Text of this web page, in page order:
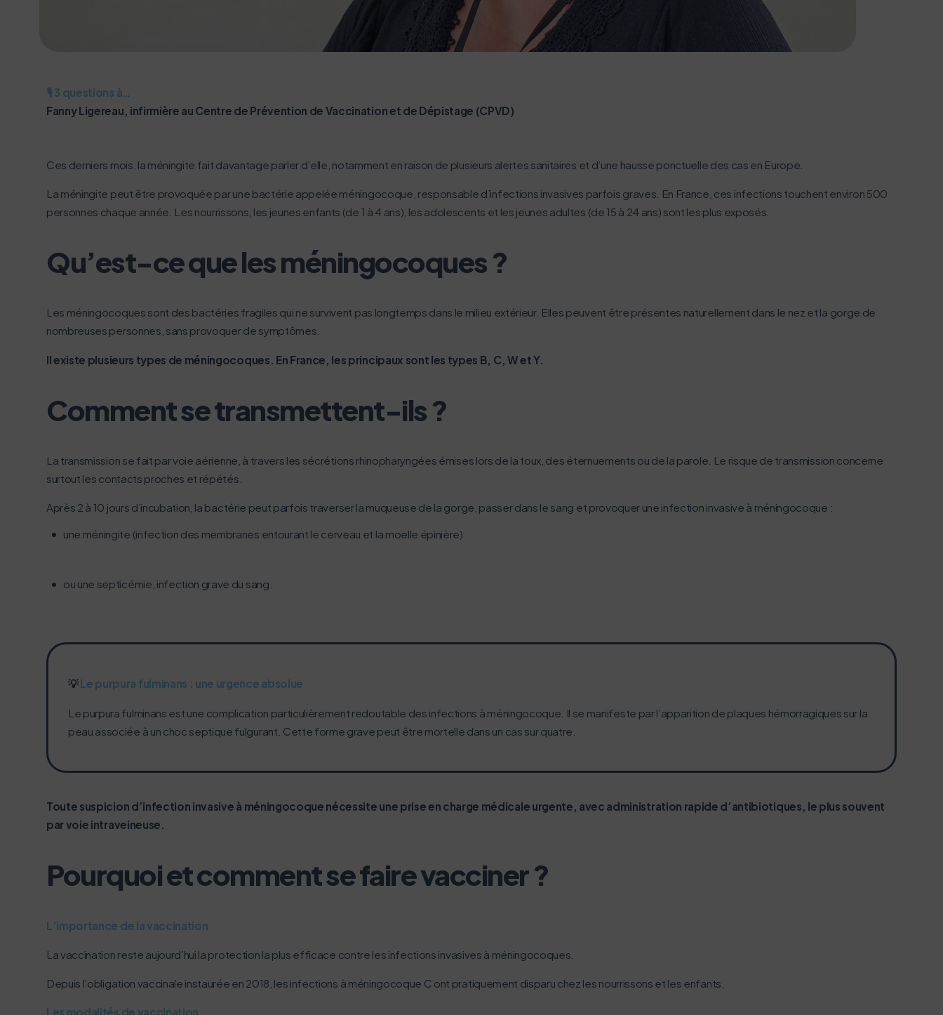
Nous avons développé ce site Internet dans le cadre d’une démarche forte d’écoconception.
🎙️ 3 questions à…
Fanny Ligereau, infirmière au Centre de Prévention de Vaccination et de Dépistage (CPVD)
Ces derniers mois, la méningite fait davantage parler d’elle, notamment en raison de plusieurs alertes sanitaires et d’une hausse ponctuelle des cas en Europe.
La méningite peut être provoquée par une bactérie appelée méningocoque, responsable d’infections invasives parfois graves. En France, ces infections touchent environ 500
personnes chaque année. Les nourrissons, les jeunes enfants (de 1 à 4 ans), les adolescents et les jeunes adultes (de 15 à 24 ans) sont les plus exposés.
Qu’est-ce que les méningocoques ?
Les méningocoques sont des bactéries fragiles qui ne survivent pas longtemps dans le milieu extérieur. Elles peuvent être présentes naturellement dans le nez et la gorge de
nombreuses personnes, sans provoquer de symptômes.
Il existe plusieurs types de méningocoques. En France, les principaux sont les types B, C, W et Y.
Comment se transmettent-ils ?
La transmission se fait par voie aérienne, à travers les sécrétions rhinopharyngées émises lors de la toux, des éternuements ou de la parole. Le risque de transmission concerne
surtout les contacts proches et répétés.
Après 2 à 10 jours d’incubation, la bactérie peut parfois traverser la muqueuse de la gorge, passer dans le sang et provoquer une infection invasive à méningocoque :
une méningite (infection des membranes entourant le cerveau et la moelle épinière)
ou une septicémie, infection grave du sang.
💡Le purpura fulminans : une urgence absolue
Le purpura fulminans est une complication particulièrement redoutable des infections à méningocoque. Il se manifeste par l’apparition de plaques hémorragiques sur la
peau associée à un choc septique fulgurant. Cette forme grave peut être mortelle dans un cas sur quatre.
Toute suspicion d’infection invasive à méningocoque nécessite une prise en charge médicale urgente, avec administration rapide d’antibiotiques, le plus souvent
par voie intraveineuse.
Pourquoi et comment se faire vacciner ?
L’importance de la vaccination
La vaccination reste aujourd’hui la protection la plus efficace contre les infections invasives à méningocoques.
Depuis l’obligation vaccinale instaurée en 2018, les infections à méningocoque C ont pratiquement disparu chez les nourrissons et les enfants.
Les modalités de vaccination